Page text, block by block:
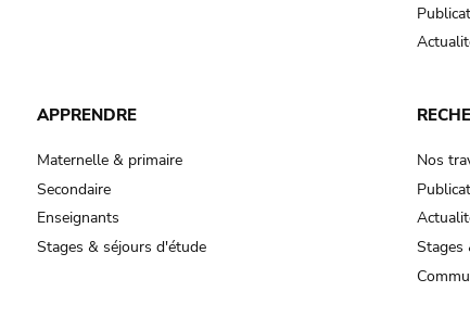
APPRENDRE
Maternelle & primaire
Secondaire
Enseignants
Stages & séjours d'étude
Nos
Stages